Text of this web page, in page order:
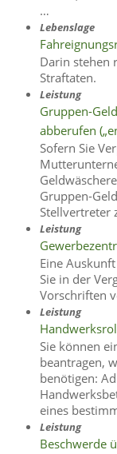
…
Lebenslage
Darin stehen
Straftaten.
Leistung
Gruppen-
abberufen
Sofern Sie
Gruppen-
Stellvertreter
Leistung
Eine
Sie in der
Vorschriften
Leistung
Sie können
beantragen,
benötigen:
eines
Leistung
Beschwerde